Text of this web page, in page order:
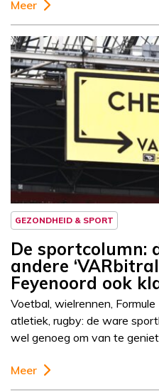
Meer
GEZONDHEID & SPORT
De sportcolumn:
andere
Feyenoord ook
Voetbal, wielrennen,
atletiek, rugby: de ware
wel genoeg om van te
Meer